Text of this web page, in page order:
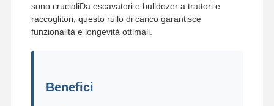
sono crucialiDa escavatori e bulldozer a trattori e
raccoglitori, questo rullo di carico garantisce
funzionalità e longevità ottimali.
Benefici